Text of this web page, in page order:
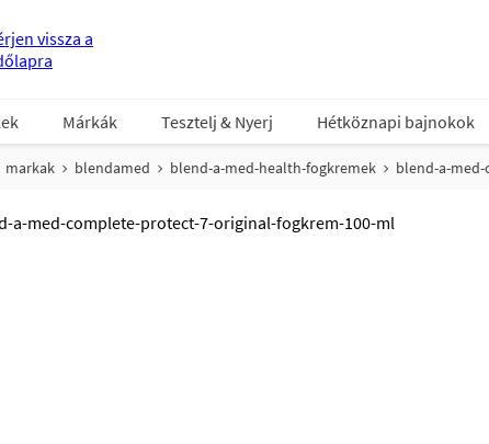
Márkák Tesztelj & Nyerj Hétköznapi bajnokok
markak blendamed blend-a-med-health-fogkremek blend-a-